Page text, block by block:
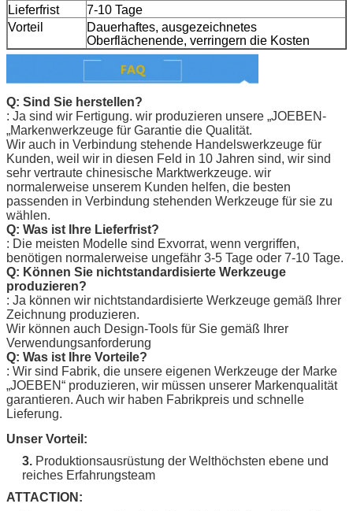
Lieferfrist
7-10 Tage
Vorteil
Dauerhaftes, ausgezeichnetes
Oberflächenende, verringern die Kosten
Q: Sind Sie herstellen?
: Ja sind wir Fertigung. wir produzieren unsere „JOEBEN-
„Markenwerkzeuge für Garantie die Qualität.
Wir auch in Verbindung stehende Handelswerkzeuge für
Kunden, weil wir in diesen Feld in 10 Jahren sind, wir sind
sehr vertraute chinesische Marktwerkzeuge. wir
normalerweise unserem Kunden helfen, die besten
passenden in Verbindung stehenden Werkzeuge für sie zu
wählen.
Q: Was ist Ihre Lieferfrist?
: Die meisten Modelle sind Exvorrat, wenn vergriffen,
benötigen normalerweise ungefähr 3-5 Tage oder 7-10 Tage.
Q: Können Sie nichtstandardisierte Werkzeuge
produzieren?
: Ja können wir nichtstandardisierte Werkzeuge gemäß Ihrer
Zeichnung produzieren.
Wir können auch Design-Tools für Sie gemäß Ihrer
Verwendungsanforderung
Q: Was ist Ihre Vorteile?
: Wir sind Fabrik, die unsere eigenen Werkzeuge der Marke
„JOEBEN“ produzieren, wir müssen unserer Markenqualität
garantieren. Auch wir haben Fabrikpreis und schnelle
Lieferung.
Unser Vorteil:
3. Produktionsausrüstung der Welthöchsten ebene und
reiches Erfahrungsteam
ATTACTION: